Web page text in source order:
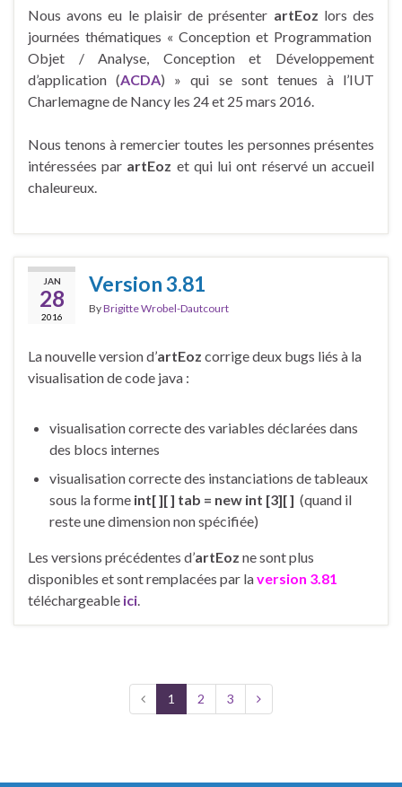
Nous avons eu le plaisir de présenter artEoz lors des
journées thématiques « Conception et Programmation
Objet / Analyse, Conception et Développement
d’application (ACDA) »qui se sont tenues à l’IUT
Charlemagne de Nancy les 24 et 25 mars 2016.
Nous tenons à remercier toutes les personnes présentes
intéressées par artEoz et qui lui ont réservé un accueil
chaleureux.
JAN
28
2016
Version 3.81
ByBrigitte Wrobel-Dautcourt
La nouvelle version d’artEoz corrige deux bugs liés à la
visualisation de code java :
visualisation correcte des variables déclarées dans
des blocs internes
visualisation correcte des instanciations de tableaux
sous la forme int[ ][ ] tab = new int [3][ ] (quand il
reste une dimension non spécifiée)
Les versions précédentes d’artEoz ne sont plus
disponibles et sont remplacées par laversion 3.81
téléchargeable ici.
1 2 3